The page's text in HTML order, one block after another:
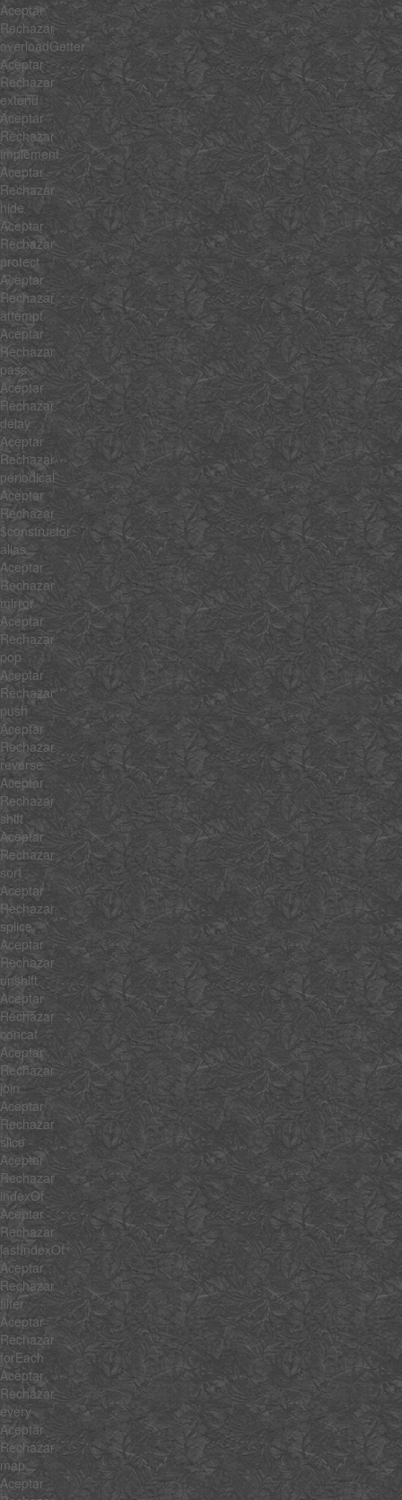
Aceptar
Rechazar
overloadGetter
Aceptar
Rechazar
extend
Aceptar
Rechazar
implement
Aceptar
Rechazar
hide
Aceptar
Rechazar
protect
Aceptar
Rechazar
attempt
Aceptar
Rechazar
pass
Aceptar
Rechazar
delay
Aceptar
Rechazar
periodical
Aceptar
Rechazar
$constructor
alias
Aceptar
Rechazar
mirror
Aceptar
Rechazar
pop
Aceptar
Rechazar
push
Aceptar
Rechazar
reverse
Aceptar
Rechazar
shift
Aceptar
Rechazar
sort
Aceptar
Rechazar
splice
Aceptar
Rechazar
unshift
Aceptar
Rechazar
concat
Aceptar
Rechazar
join
Aceptar
Rechazar
slice
Aceptar
Rechazar
indexOf
Aceptar
Rechazar
lastIndexOf
Aceptar
Rechazar
filter
Aceptar
Rechazar
forEach
Aceptar
Rechazar
every
Aceptar
Rechazar
map
Aceptar